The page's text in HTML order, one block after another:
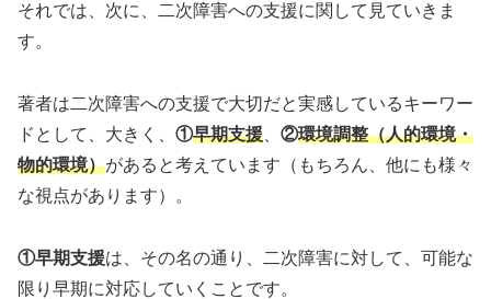
それでは、次に、二次障害への支援に関して見ていきま
す。
著者は二次障害への支援で大切だと実感しているキーワー
ドとして、大きく、 ①早期支援 ②環境調整（人的環境・
物的環境）があると考えています（もちろん、他にも様々
な視点があります）。
①早期支援は、その名の通り、二次障害に対して、可能な
限り早期に対応していくことです。